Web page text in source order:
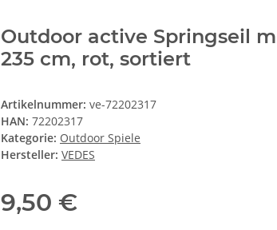
Outdoor active Springseil
235 cm, rot, sortiert
Artikelnummer: ve-72202317
HAN: 72202317
Kategorie: Outdoor Spiele
Hersteller: VEDES
9,50 €